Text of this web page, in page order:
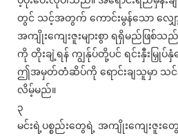
တွင် သင့်အတွက် ကောင်းမွန်သော လျှော့စ
အကျိုးကျေးဇူးများစွာ ရရှိမည်ဖြစ်
ကို တိုးချဲ့ရန် ကျွန်ုပ်တို့ပင် ရင်းနှီးမြှုပ်
ဤအမှတ်တံဆိပ်ကို ရောင်းချသူမှာ သင်တ
လိမ့်မည်။
၃
မင်းရဲ့ပစ္စည်းတွေရဲ့ အကျိုးကျေးဇူး